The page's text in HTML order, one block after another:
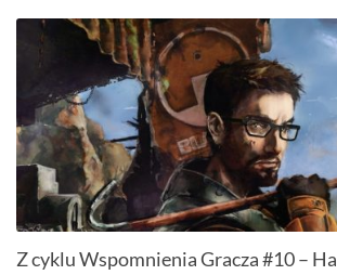
Z cyklu Wspomnienia Gracza #10 –